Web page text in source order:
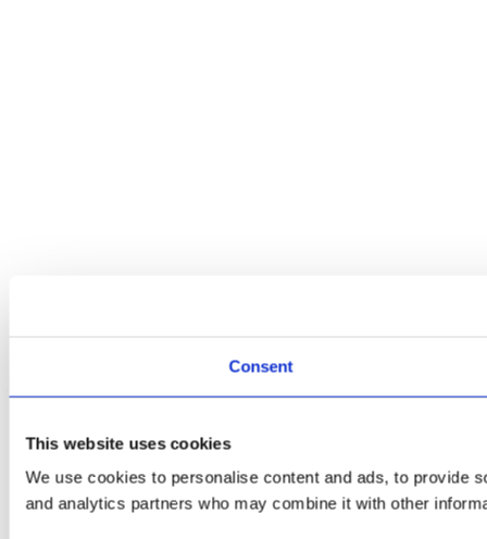
Consent
This website uses cookies
We use cookies to personalise content and ads, to provide
and analytics partners who may combine it with other